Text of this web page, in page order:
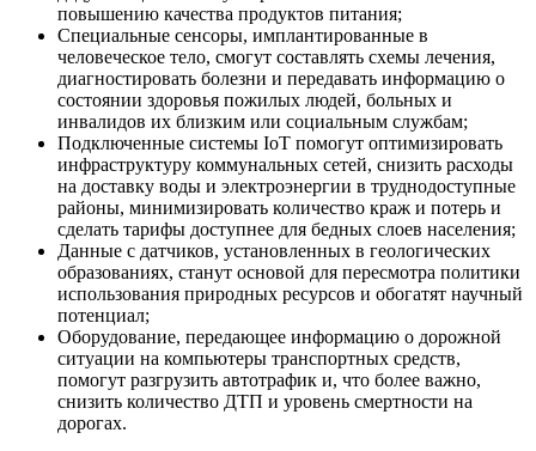
повышению качества продуктов питания;
Специальные сенсоры, имплантированные в
человеческое тело, смогут составлять схемы лечения,
диагностировать болезни и передавать информацию о
состоянии здоровья пожилых людей, больных и
инвалидов их близким или социальным службам;
Подключенные системы IoT помогут оптимизировать
инфраструктуру коммунальных сетей, снизить расходы
на доставку воды и электроэнергии в труднодоступные
районы, минимизировать количество краж и потерь и
сделать тарифы доступнее для бедных слоев населения;
Данные с датчиков, установленных в геологических
образованиях, станут основой для пересмотра политики
использования природных ресурсов и обогатят научный
потенциал;
Оборудование, передающее информацию о дорожной
ситуации на компьютеры транспортных средств,
помогут разгрузить автотрафик и, что более важно,
снизить количество ДТП и уровень смертности на
дорогах.